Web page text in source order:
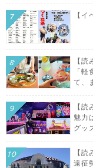
【
【
「
て、
【
魅力
グッ
【
遠征